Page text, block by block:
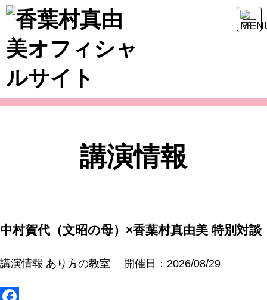
講演情報
中村賀代（文昭の母）×香葉村真由美 特別対談
講演情報 あり方の教室 開催日：2026/08/29